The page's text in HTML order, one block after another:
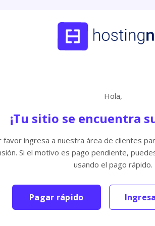
Hola,
¡Tu sitio se encuentra
favor ingresa a nuestra área de clientes
Si el motivo es pago pendiente,
usando el pago rápido.
Pagar rápido